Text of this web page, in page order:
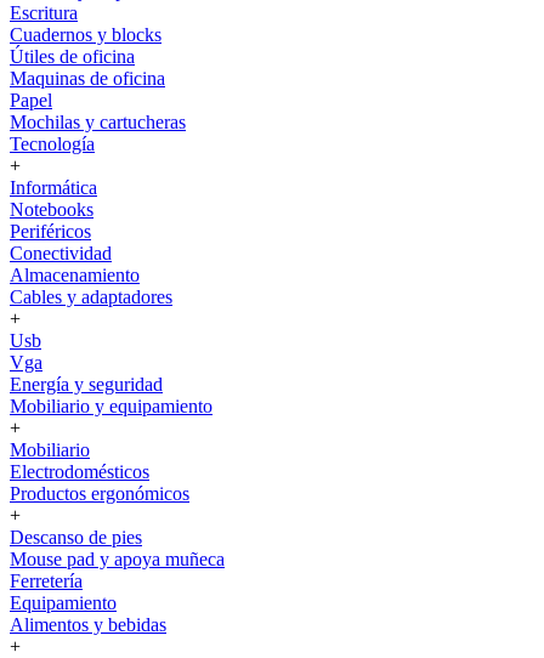
Escritura
Cuadernos y blocks
Útiles de oficina
Maquinas de oficina
Papel
Mochilas y cartucheras
Tecnología
+
Informática
Notebooks
Periféricos
Conectividad
Almacenamiento
Cables y adaptadores
+
Usb
Vga
Energía y seguridad
Mobiliario y equipamiento
+
Mobiliario
Electrodomésticos
Productos ergonómicos
+
Descanso de pies
Mouse pad y apoya muñeca
Ferretería
Equipamiento
Alimentos y bebidas
+